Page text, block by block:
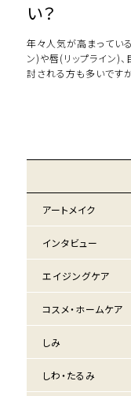
い？
年々人気が高まってい
ン)や唇(リップライン)
討される方も多いです
アートメイク
インタビュー
エイジングケア
コスメ・ホームケア
しみ
しわ・たるみ